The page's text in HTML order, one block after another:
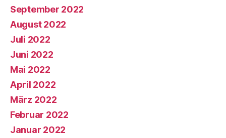
September 2022
August 2022
Juli 2022
Juni 2022
Mai 2022
April 2022
März 2022
Februar 2022
Januar 2022